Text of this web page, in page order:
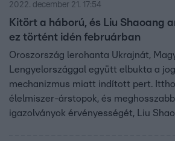
2022. december 21. 17:54
Kitört a háború, és Liu Shaoang
ez történt idén februárban
Oroszország lerohanta Ukrajnát,
Lengyelországgal együtt elbukta a
mechanizmus miatt indított pert.
élelmiszer-árstopok, és
igazolványok érvényességét, Liu